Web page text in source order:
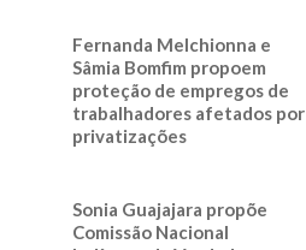
Fernanda Melchionna e
Sâmia Bomfim propoem
proteção de empregos de
trabalhadores afetados por
privatizações
Sonia Guajajara propõe
Comissão Nacional